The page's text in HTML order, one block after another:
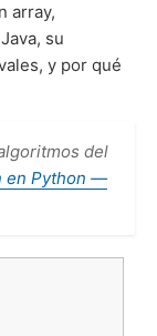
array,
su
y por qué
del
en Python —